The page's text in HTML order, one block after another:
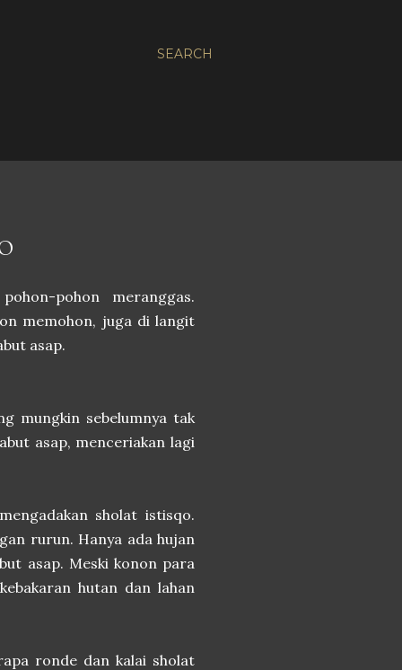
SEARCH
pohon meranggas.
memohon, juga di langit
asap.
mungkin sebelumnya tak
asap, menceriakan lagi
sholat istisqo.
rurun. Hanya ada hujan
asap. Meski konon para
hutan dan lahan
ronde dan kalai sholat